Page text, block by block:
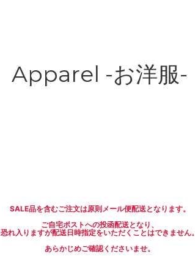
Apparel -お洋服-
SALE品を含むご注文は原則メール便配送となります。
ご自宅ポストへの投函配送となり、
恐れ入りますが配送日時指定をいただくことはできません。
あらかじめご確認くださいませ。